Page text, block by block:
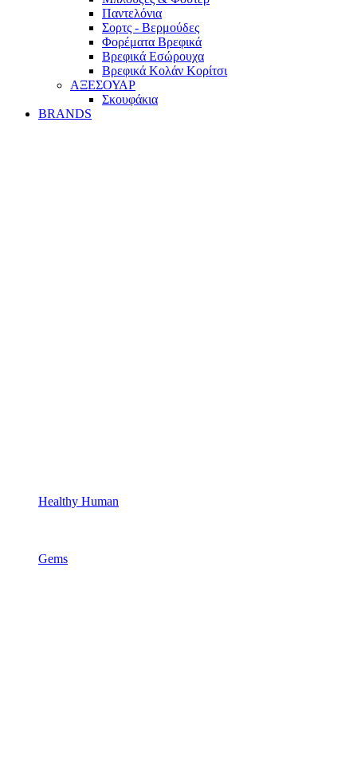
Παντελόνια
Σορτς - Βερμούδες
Φορέματα Βρεφικά
Βρεφικά Εσώρουχα
Βρεφικά Κολάν Κορίτσι
ΑΞΕΣΟΥΑΡ
Σκουφάκια
BRANDS
Healthy Human
Gems